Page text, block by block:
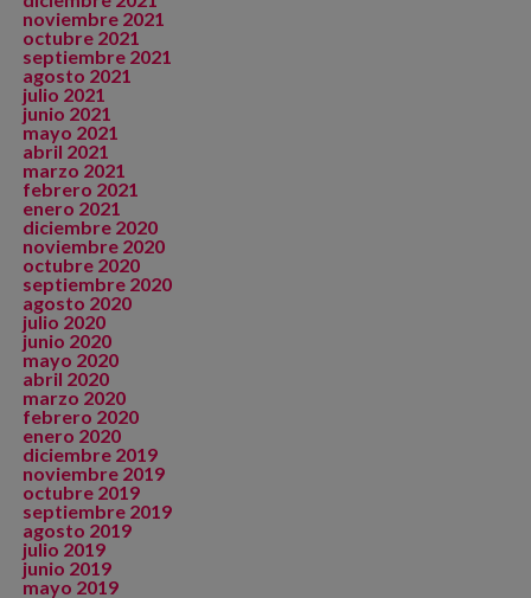
noviembre 2021
octubre 2021
septiembre 2021
agosto 2021
julio 2021
junio 2021
mayo 2021
abril 2021
marzo 2021
febrero 2021
enero 2021
diciembre 2020
noviembre 2020
octubre 2020
septiembre 2020
agosto 2020
julio 2020
junio 2020
mayo 2020
abril 2020
marzo 2020
febrero 2020
enero 2020
diciembre 2019
noviembre 2019
octubre 2019
septiembre 2019
agosto 2019
julio 2019
junio 2019
mayo 2019